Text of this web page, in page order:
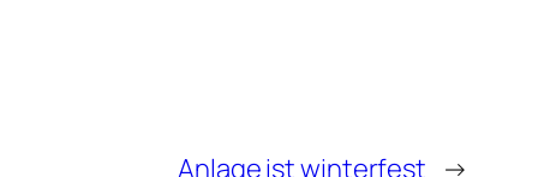
Anlage ist winterfest →